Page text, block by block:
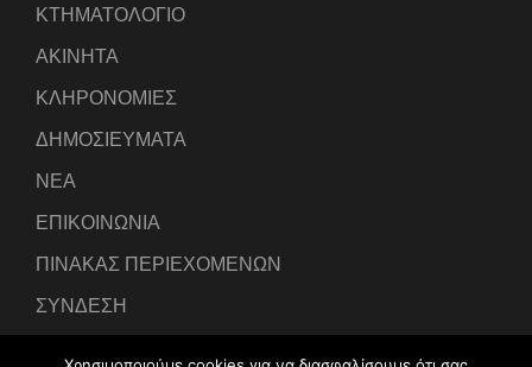
ΚΤΗΜΑΤΟΛΟΓΙΟ
ΑΚΙΝΗΤΑ
ΚΛΗΡΟΝΟΜΙΕΣ
ΔΗΜΟΣΙΕΥΜΑΤΑ
ΝΕΑ
ΕΠΙΚΟΙΝΩΝΙΑ
ΠΙΝΑΚΑΣ ΠΕΡΙΕΧΟΜΕΝΩΝ
ΣΥΝΔΕΣΗ